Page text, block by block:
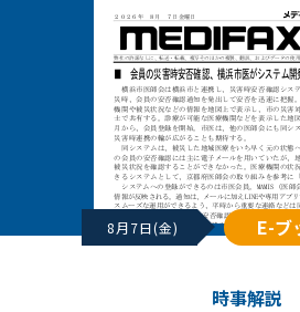
8月7日(金) E-ブ
時事解説